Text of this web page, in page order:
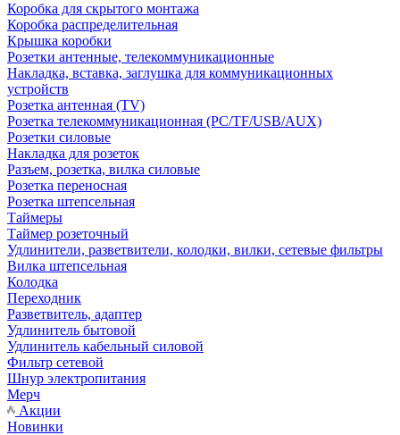
Коробка для скрытого монтажа
Коробка распределительная
Крышка коробки
Розетки антенные, телекоммуникационные
Накладка, вставка, заглушка для коммуникационных
устройств
Розетка антенная (TV)
Розетка телекоммуникационная (PC/TF/USB/AUX)
Розетки силовые
Накладка для розеток
Разъем, розетка, вилка силовые
Розетка переносная
Розетка штепсельная
Таймеры
Таймер розеточный
Удлинители, разветвители, колодки, вилки, сетевые фильтры
Вилка штепсельная
Колодка
Переходник
Разветвитель, адаптер
Удлинитель бытовой
Удлинитель кабельный силовой
Фильтр сетевой
Шнур электропитания
Мерч
Акции
Новинки